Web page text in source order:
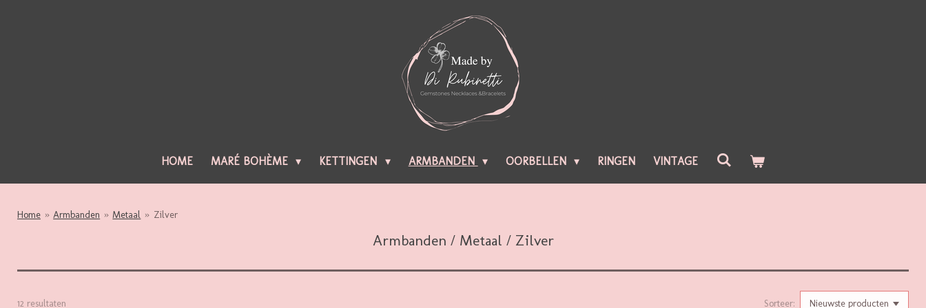
HOME MARÉ BOHÈME KETTINGEN ARMBANDEN OORBELLEN RINGEN VINTAGE
Home » Armbanden » Metaal » Zilver
Armbanden / Metaal / Zilver
12 resultaten Sorteer: